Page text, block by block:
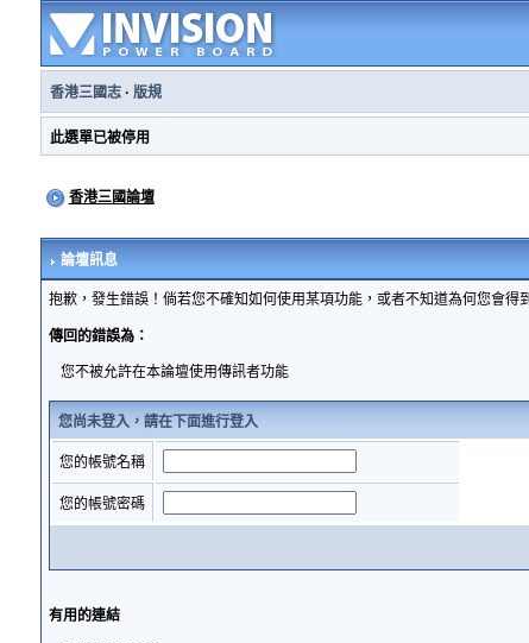
香港三國志· 版規
此選單已被停用
香港三國論壇
論壇訊息
抱歉，發生錯誤！倘若您不確知如何使用某項功能，或者不知道為何您會得
傳回的錯誤為：
您不被允許在本論壇使用傳訊者功能
您尚未登入，請在下面進行登入
您的帳號名稱
您的帳號密碼
有用的連結